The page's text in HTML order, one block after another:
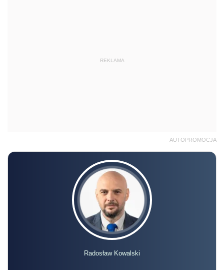
REKLAMA
AUTOPROMOCJA
Radosław Kowalski